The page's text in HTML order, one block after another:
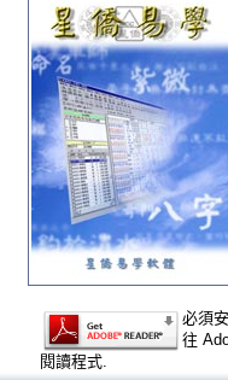
必須
往
閱讀程式.